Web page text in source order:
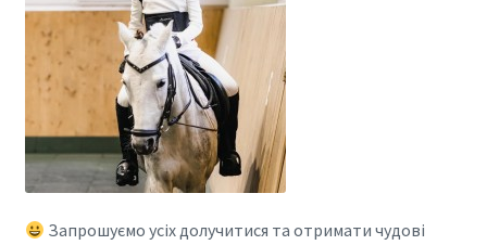
Запрошуємо усіх долучитися та отримати чудові